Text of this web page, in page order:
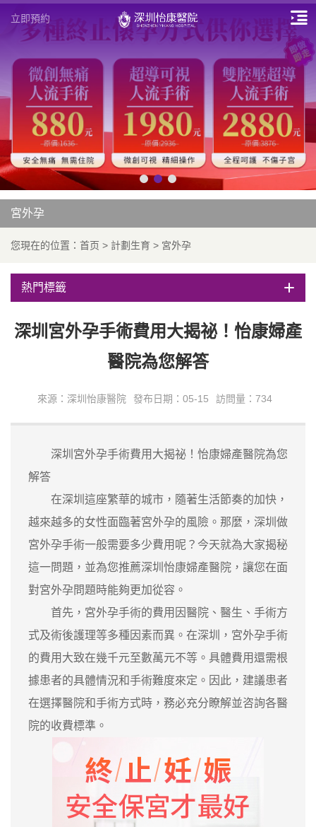
立即預約
宮外孕
您現在的位置： 首页 > 計劃生育 > 宮外孕
熱門標籤
深圳宮外孕手術費用大揭祕！怡康婦產
醫院為您解答
來源：深圳怡康醫院 發布日期：05-15 訪問量：734
深圳宮外孕手術費用大揭祕！怡康婦產醫院為您
解答
在深圳這座繁華的城市，隨著生活節奏的加快，
越來越多的女性面臨著宮外孕的風險。那麼，深圳做
宮外孕手術一般需要多少費用呢？今天就為大家揭秘
這一問題，並為您推薦深圳怡康婦產醫院，讓您在面
對宮外孕問題時能夠更加從容。
首先，宮外孕手術的費用因醫院、醫生、手術方
式及術後護理等多種因素而異。在深圳，宮外孕手術
的費用大致在幾千元至數萬元不等。具體費用還需根
據患者的具體情況和手術難度來定。因此，建議患者
在選擇醫院和手術方式時，務必充分瞭解並咨詢各醫
院的收費標準。